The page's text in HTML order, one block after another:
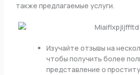
также предлагаемые услуги.
Изучайте отзывы на
чтобы получить более
представление о